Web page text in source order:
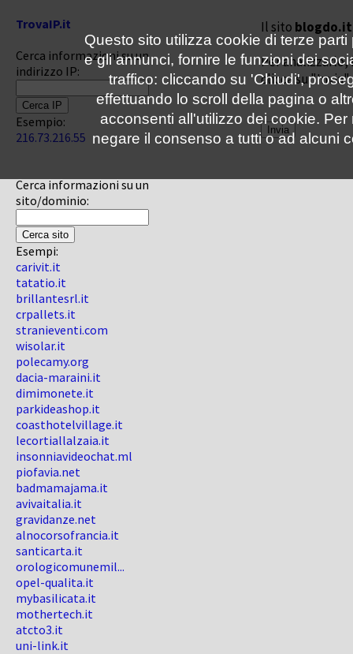
TrovaIP.it
Cerca informazioni su un
indirizzo IP:
Esempio:
216.73.216.55
Cerca informazioni su un
sito/dominio:
Esempi:
carivit.it
tatatio.it
brillantesrl.it
crpallets.it
stranieventi.com
wisolar.it
polecamy.org
dacia-maraini.it
dimimonete.it
parkideashop.it
coasthotelvillage.it
lecortiallalzaia.it
insonniavideochat.ml
piofavia.net
badmamajama.it
avivaitalia.it
gravidanze.net
alnocorsofrancia.it
santicarta.it
orologicomunemil...
opel-qualita.it
mybasilicata.it
mothertech.it
atcto3.it
uni-link.it
Il sito blogdo.it
Per
clicca su "Invia"
Questo sito utilizza cookie di terze
e gli annunci, fornire le funzioni dei
traffico: cliccando su 'Chiudi',
effettuando lo scroll della pagina o
acconsenti all'utilizzo dei cookie.
negare il consenso a tutti o ad alcuni